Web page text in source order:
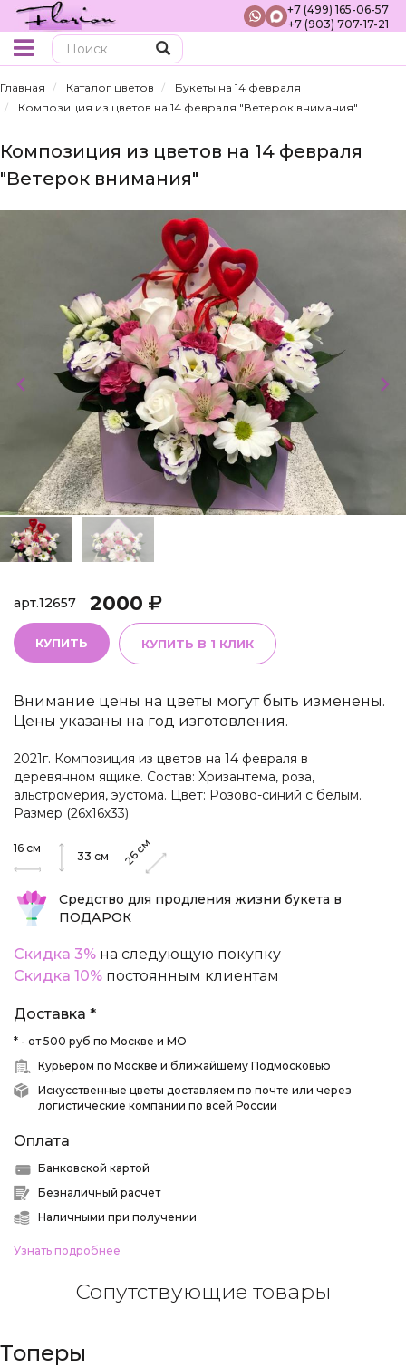
+7 (499) 165-06-57
+7 (903) 707-17-21
Главная Каталог цветов
Букеты на 14 февраля
Композиция из цветов на 14 февраля "Ветерок внимания"
Композиция из цветов на 14 февраля
"Ветерок внимания"
арт.12657 2000
КУПИТЬ КУПИТЬ В 1 КЛИК
Внимание цены на цветы могут быть изменены.
Цены указаны на год изготовления.
2021г. Композиция из цветов на 14 февраля в
деревянном ящике. Состав: Хризантема, роза,
альстромерия, эустома. Цвет: Розово-синий с белым.
Размер (26х16х33)
16 см
33 см 26см
Средство для продления жизни букета в
ПОДАРОК
Скидка 3% на следующую покупку
Скидка 10% постоянным клиентам
Доставка *
* - от 500 руб по Москве и МО
Курьером по Москве и ближайшему Подмосковью
Искусственные цветы доставляем по почте или через
логистические компании по всей России
Оплата
Банковской картой
Безналичный расчет
Наличными при получении
Узнать подробнее
Сопутствующие товары
Топеры